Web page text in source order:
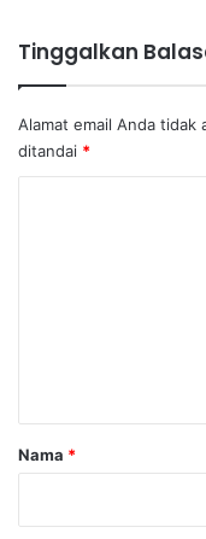
Tinggalkan
Alamat email Anda tidak
ditandai *
rNama *